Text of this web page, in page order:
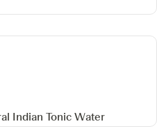
Indian Tonic Water